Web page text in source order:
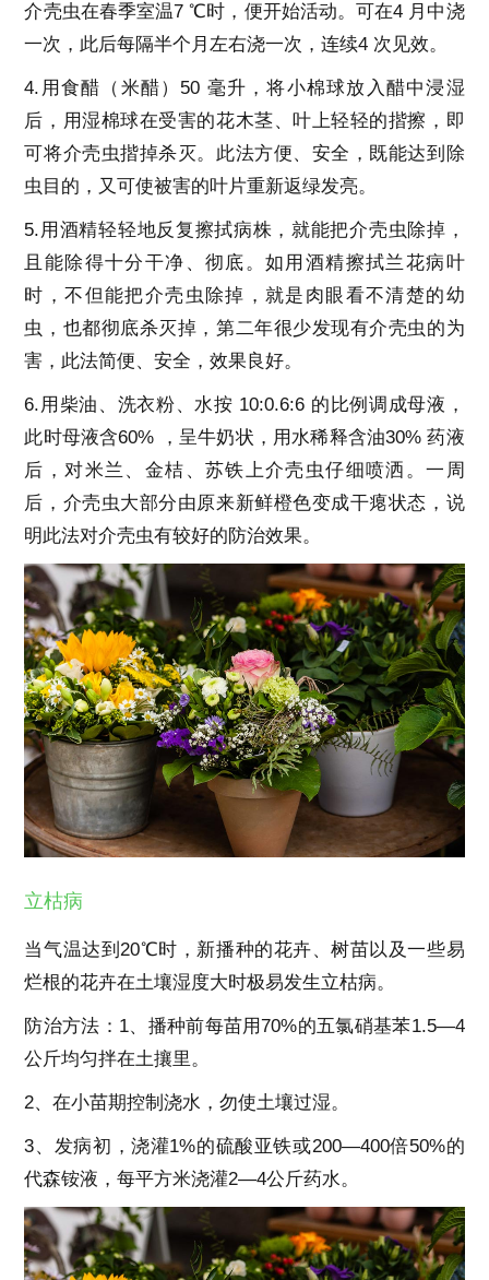
介壳虫在春季室温7 ℃时，便开始活动。可在4 月中浇
一次，此后每隔半个月左右浇一次，连续4 次见效。
4.用食醋（米醋）50 毫升，将小棉球放入醋中浸湿
后，用湿棉球在受害的花木茎、叶上轻轻的揩擦，即
可将介壳虫揩掉杀灭。此法方便、安全，既能达到除
虫目的，又可使被害的叶片重新返绿发亮。
5.用酒精轻轻地反复擦拭病株，就能把介壳虫除掉，
且能除得十分干净、彻底。如用酒精擦拭兰花病叶
时，不但能把介壳虫除掉，就是肉眼看不清楚的幼
虫，也都彻底杀灭掉，第二年很少发现有介壳虫的为
害，此法简便、安全，效果良好。
6.用柴油、洗衣粉、水按 10:0.6:6 的比例调成母液，
此时母液含60% ，呈牛奶状，用水稀释含油30% 药液
后，对米兰、金桔、苏铁上介壳虫仔细喷洒。一周
后，介壳虫大部分由原来新鲜橙色变成干瘪状态，说
明此法对介壳虫有较好的防治效果。
立枯病
当气温达到20℃时，新播种的花卉、树苗以及一些易
烂根的花卉在土壤湿度大时极易发生立枯病。
防治方法：1、播种前每苗用70%的五氯硝基苯1.5—4
公斤均匀拌在土攘里。
2、在小苗期控制浇水，勿使土壤过湿。
3、发病初，浇灌1%的硫酸亚铁或200—400倍50%的
代森铵液，每平方米浇灌2—4公斤药水。